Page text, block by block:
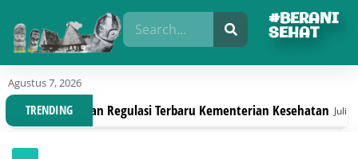
#BERANI
SEHAT
Agustus 7, 2026
TRENDING
Dengan Regulasi Terbaru Kementerian Kesehatan Juli 30,